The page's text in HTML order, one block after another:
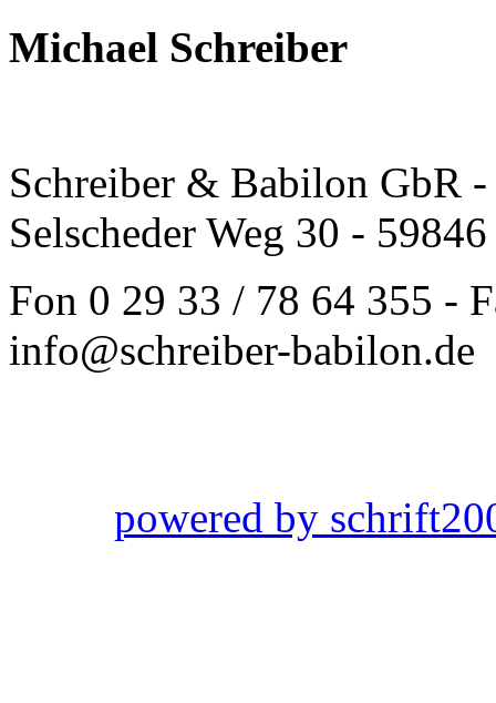
Michael Schreiber
Schreiber & Babilon GbR
Selscheder Weg 30 -
Fon 0 29 33 / 78 64 355 -
info@schreiber-babilon.de
powered by